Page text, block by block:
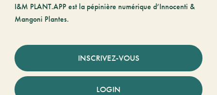
I&M PLANT.APP est la pépinière numérique d’Innocenti &
Mangoni Plantes.
INSCRIVEZ-VOUS
LOGIN